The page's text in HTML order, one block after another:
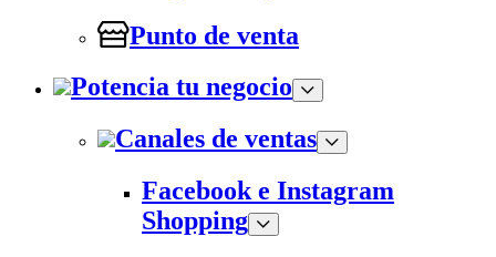
Punto de venta
Potencia tu negocio
Canales de ventas
Facebook e Instagram
Shopping